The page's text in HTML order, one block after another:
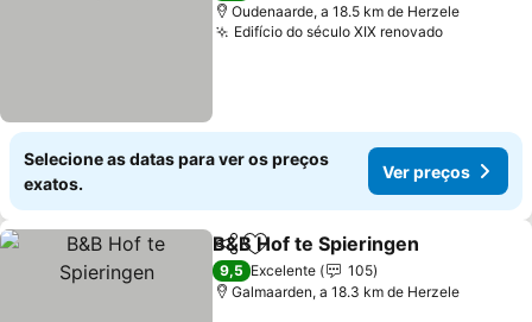
Oudenaarde, a 18.5 km de Herzele
Edifício do século XIX renovadoVer
Selecione as datas para ver os preços
exatos.
Ver preços
PartilharAdicionar aos favoritos
B&B Hof te Spieringen
9,5 Excelente
105
Galmaarden, a 18.3 km de Herzele